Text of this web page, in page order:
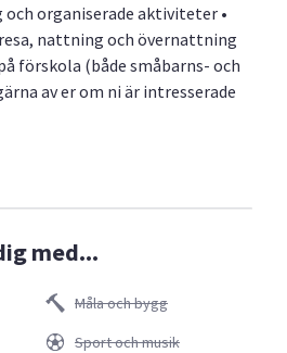
organiserade aktiviteter •
nattning och övernattning
förskola (både småbarns- och
av er om ni är intresserade
med...
Måla och bygg
Sport och musik